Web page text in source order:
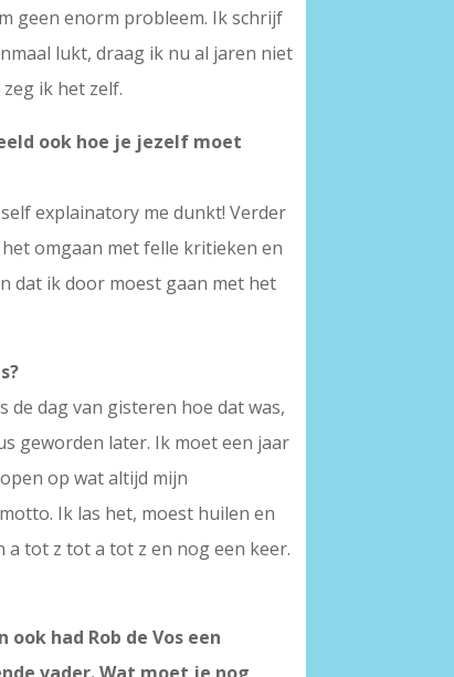
geen enorm probleem. Ik schrijf
lukt, draag ik nu al jaren niet
ik het zelf.
ook hoe je jezelf moet
explainatory me dunkt! Verder
omgaan met felle kritieken en
dat ik door moest gaan met het
de dag van gisteren hoe dat was,
geworden later. Ik moet een jaar
op wat altijd mijn
Ik las het, moest huilen en
tot z tot a tot z en nog een keer.
ook had Rob de Vos een